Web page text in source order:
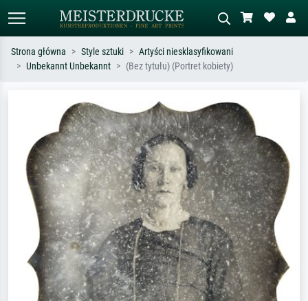
Szukaj wg artysty, tytułu lub stylu – np.
Monet, Gwiaździsta noc,
impresjonizm, fala Hokusaia, akt.
Opisz scenę – np. zielona łąka,
abstrakcja z czerwienią, ciemny olej,
stojący akt obok drzewa.
Strona główna Style sztuki
Artyści niesklasyfikowani
Unbekannt Unbekannt
(Bez tytułu) (Portret kobiety)